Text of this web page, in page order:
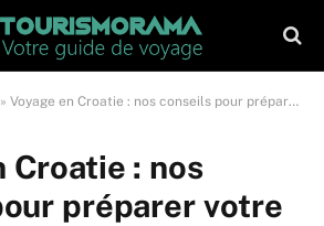
» Voyage en Croatie : nos conseils pour préparer votre séjour
Croatie : nos
préparer votre